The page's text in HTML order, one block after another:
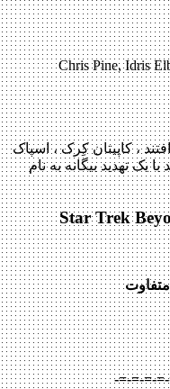
Chris Pine, Idris
، کاپیتان کِرک ، اسپاک
یک تهدید بیگانه به نام
-=-=-=-